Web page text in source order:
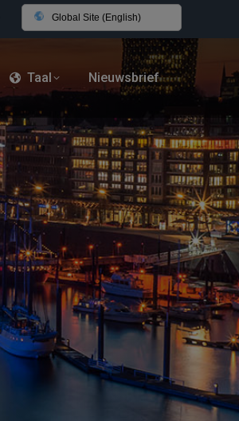
Global Site (English)
Taal Nieuwsbrief